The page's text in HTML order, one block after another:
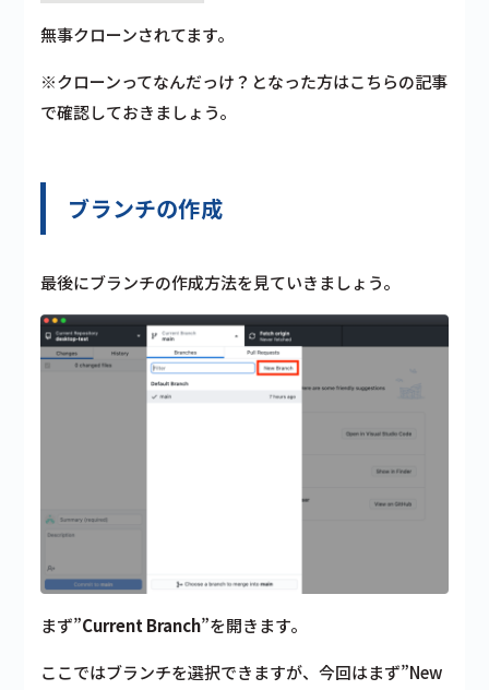
無事クローンされてます。
※クローンってなんだっけ？となった方はこちらの記事
で確認しておきましょう。
ブランチの作成
最後にブランチの作成方法を見ていきましょう。
まず”Current Branch”を開きます。
ここではブランチを選択できますが、今回はまず”New